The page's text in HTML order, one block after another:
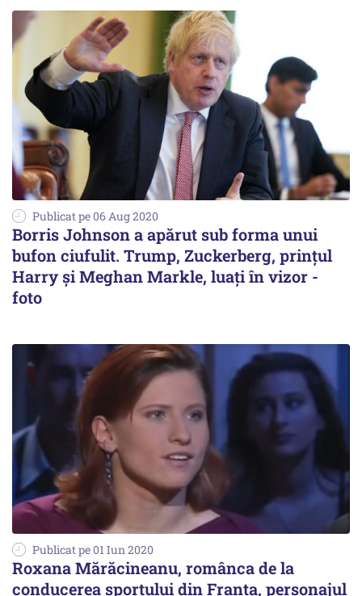
Publicat pe 06 Aug 2020
Borris Johnson a apărut sub forma unui
bufon ciufulit. Trump, Zuckerberg, prinţul
Harry şi Meghan Markle, luați în vizor -
foto
Publicat pe 01 Iun 2020
Roxana Mărăcineanu, românca de la
conducerea sportului din Franţa, personajul